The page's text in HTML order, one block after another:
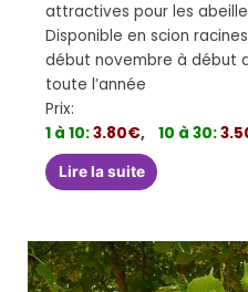
attractives pour les
Disponible en scion
début novembre à début
toute l’année
Prix:
1 à 10:3.80€, 10 à 30:
Lire la suite